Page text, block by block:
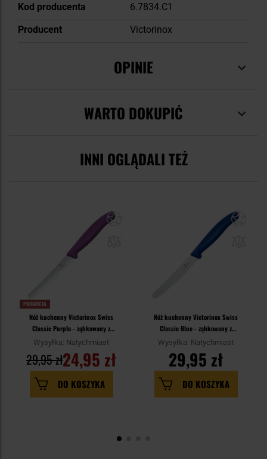
Kod producenta
6.7834.C1
Producent
Victorinox
OPINIE
WARTO DOKUPIĆ
INNI OGLĄDALI TEŻ
PROMOCJA
Nóż kuchenny Victorinox Swiss
Classic Purple - ząbkowany z
zaokrąglonym czubkiem
Wysyłka: Natychmiast
24,95 zł
29,95 zł
DO KOSZYKA
Nóż kuchenny Victorinox Swiss
Classic Blue - ząbkowany z
zaokrąglonym czubkiem
Wysyłka: Natychmiast
29,95 zł
DO KOSZYKA